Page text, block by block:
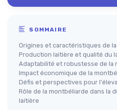
SOMMAIRE
Origines et caractéristiques de
Production laitière et qualité du
Adaptabilité et robustesse de la
Impact économique de la
Défis et perspectives pour
Rôle de la montbéliarde dans la
laitière